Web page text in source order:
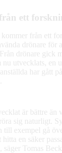
ett
från ett
drönare för
drönare gick
nu utvecklats, en
har gått
är bättre än
sig naturligt.
exempel gå
en säker
Tomas